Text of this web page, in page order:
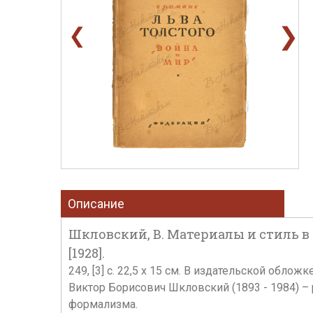
❮ ❯
Описание
Шкловский, В. Материалы и стиль в
[1928].
249, [3] с. 22,5 х 15 см. В издательской
Виктор Борисович Шкловский (1893 - 1984) –
формализма.